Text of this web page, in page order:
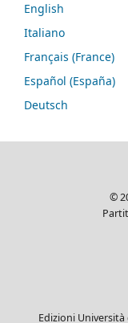
English
Italiano
Français (France)
Español (España)
Deutsch
©
Edizioni Università